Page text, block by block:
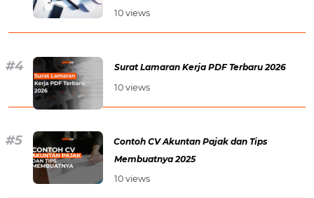
10 views
Surat Lamaran Kerja PDF Terbaru 2026
10 views
Contoh CV Akuntan Pajak dan Tips
Membuatnya 2025
10 views